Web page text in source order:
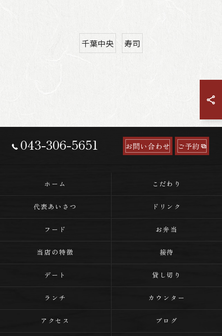
千葉中央 寿司
043-306-5651 お問い合わせ ご予約
ホーム こだわり
代表あいさつ ドリンク
フード お弁当
当店の特徴 接待
デート 貸し切り
ランチ カウンター
アクセス ブログ